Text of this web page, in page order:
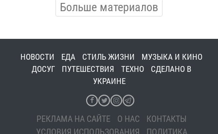
Больше материалов
НОВОСТИ ЕДА СТИЛЬ ЖИЗНИ
МУЗЫКА И КИНО
ДОСУГ
ПУТЕШЕСТВИЯ ТЕХНО
СДЕЛАНО В
УКРАИНЕ
РЕКЛАМА НА САЙТЕ О НАС
КОНТАКТЫ